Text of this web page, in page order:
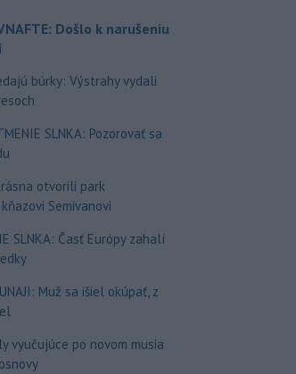
Došlo k narušeniu
búrky: Výstrahy vydali
SLNKA: Pozorovať sa
otvorili park
Semivanovi
SLNKA: Časť Európy zahalí
Muž sa išiel okúpať, z
vyučujúce po novom musia